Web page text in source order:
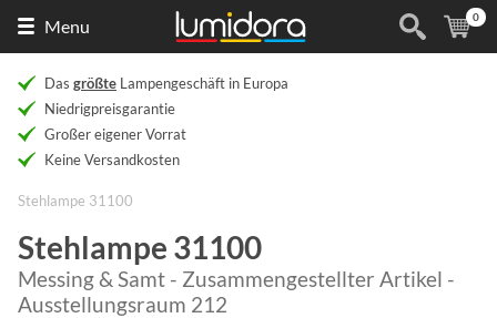
Menu (
0
Das größte Lampengeschäft in Europa
Niedrigpreisgarantie
Großer eigener Vorrat
Keine Versandkosten
Stehlampe 31100
Stehlampe 31100
Messing & Samt - Zusammengestellter Artikel -
Ausstellungsraum 212